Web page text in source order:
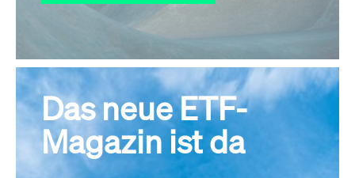
Alle Events
Das neue ETF-
Magazin ist da